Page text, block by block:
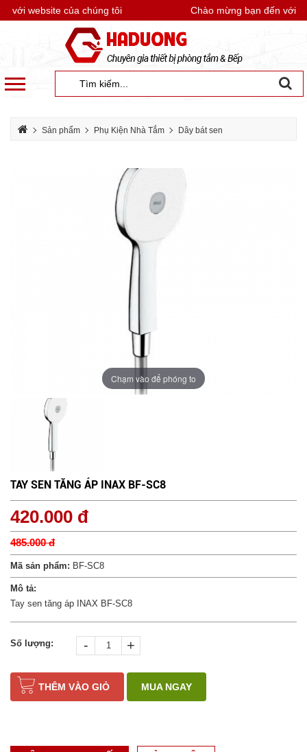
website của chúng tôi Chào mừng bạn đến với
Sản phẩm Phụ Kiện Nhà Tắm Dây bát sen
Chạm vào để phóng to
TAY SEN TĂNG ÁP INAX BF-SC8
420.000 đ
485.000 đ
Mã sản phẩm: BF-SC8
Mô tả:
Tay sen tăng áp INAX BF-SC8
Số lượng: - +
THÊM VÀO GIỎ MUA NGAY